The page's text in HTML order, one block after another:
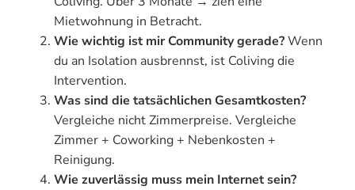
Mietwohnung in Betracht.
Wie wichtig ist mir Community gerade?Wenn
du an Isolation ausbrennst, ist Coliving die
Intervention.
Was sind die tatsächlichen Gesamtkosten?
Vergleiche nicht Zimmerpreise. Vergleiche
Zimmer + Coworking + Nebenkosten +
Reinigung.
Wie zuverlässig muss mein Internet sein?